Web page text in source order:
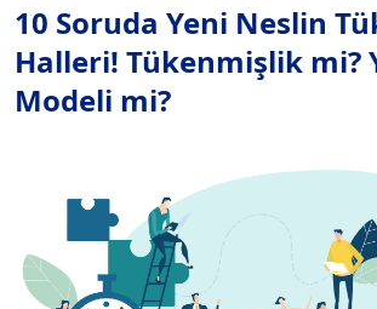
10 Soruda Yeni Neslin
Halleri! Tükenmişlik mi?
Modeli mi?